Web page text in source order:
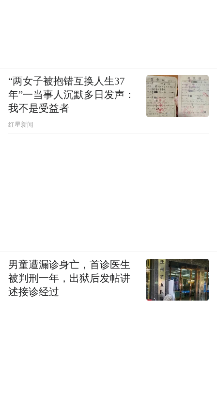
“两女子被抱错互换人生37
年”一当事人沉默多日发声：
我不是受益者
红星新闻
男童遭漏诊身亡，首诊医生
被判刑一年，出狱后发帖讲
述接诊经过